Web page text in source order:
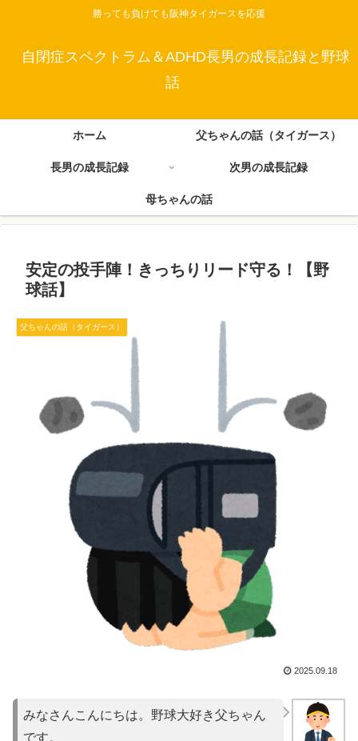
勝っても負けても阪神タイガースを応援
自閉症スペクトラム＆ADHD長男の成長記録と野球
話
ホーム 父ちゃんの話（タイガース）
長男の成長記録 次男の成長記録
母ちゃんの話
安定の投手陣！きっちりリード守る！【野
球話】
父ちゃんの話（タイガース）
2025.09.18
みなさんこんにちは。野球大好き父ちゃん
です。